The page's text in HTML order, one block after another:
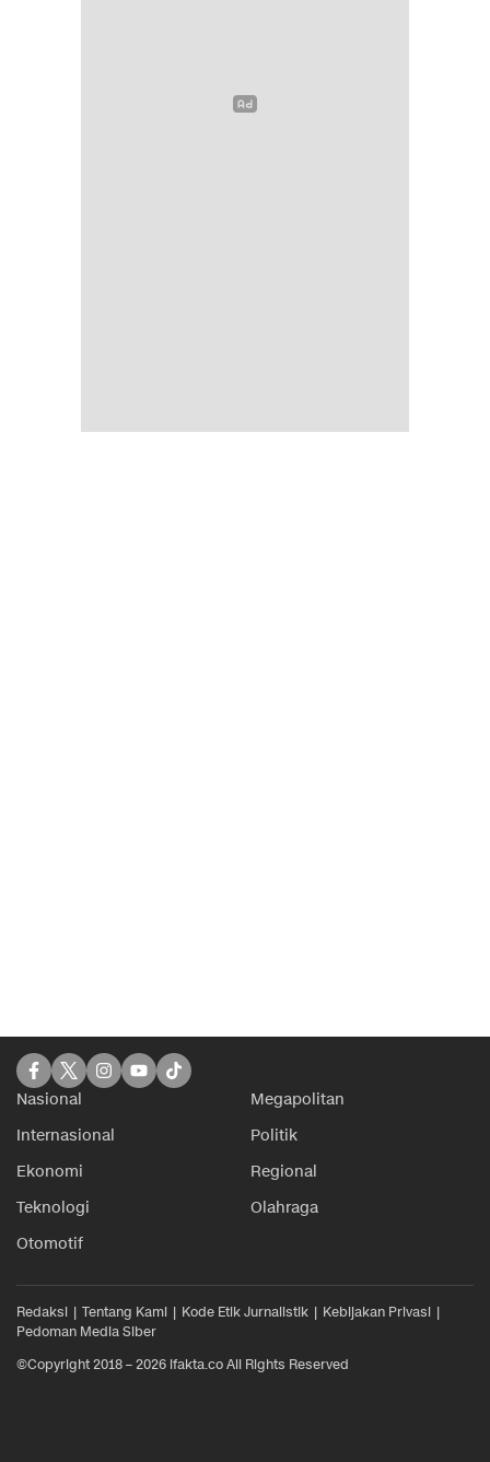
Nasional
Megapolitan
Internasional
Politik
Ekonomi
Regional
Teknologi
Olahraga
Otomotif
Redaksi Tentang Kami Kode Etik Jurnalistik
Kebijakan Privasi
Pedoman Media Siber
©Copyright 2018 – 2026 ifakta.co All Rights Reserved